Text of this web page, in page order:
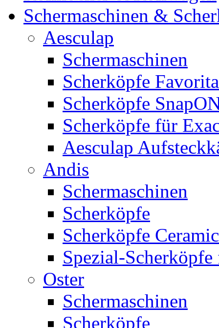
Schermaschinen &
Aesculap
Schermaschinen
Scherköpfe
Scherköpfe
Scherköpfe für
Aesculap
Andis
Schermaschinen
Scherköpfe
Scherköpfe Ceramic
Spezial-
Oster
Schermaschinen
Scherköpfe